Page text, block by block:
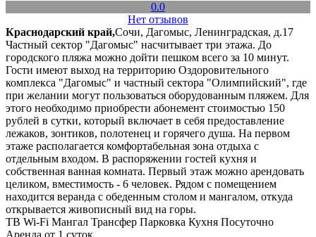
0.0
Нет отзывов
Краснодарский край,Сочи, Дагомыс, Ленинградская, д.17
Частный сектор "Дагомыс" насчитывает три этажа. До
городского пляжа можно дойти пешком всего за 10 минут.
Гости имеют выход на территорию Оздоровительного
комплекса "Дагомыс" и частный сектора "Олимпийский", где
при желании могут пользоваться оборудованным пляжем. Для
этого необходимо приобрести абонемент стоимостью 150
рублей в сутки, который включает в себя предоставление
лежаков, зонтиков, полотенец и горячего душа. На первом
этаже располагается комфортабельная зона отдыха с
отдельным входом. В распоряжении гостей кухня и
собственная ванная комната. Первый этаж можно арендовать
целиком, вместимость - 6 человек. Рядом с помещением
находится веранда с обеденным столом и мангалом, откуда
открывается живописный вид на горы.
ТВ Wi-Fi Мангал Трансфер Парковка Кухня Посуточно
Аренда от 1 суток